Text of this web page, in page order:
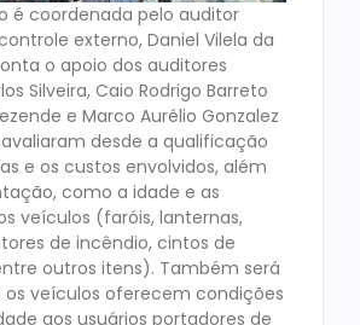
é coordenada pelo auditor
externo, Daniel Vilela da
o apoio dos auditores
Silveira, Caio Rodrigo Barreto
e Marco Aurélio Gonzalez
avaliaram desde a qualificação
e os custos envolvidos, além
como a idade e as
veículos (faróis, lanternas,
de incêndio, cintos de
outros itens). Também será
os veículos oferecem condições
aos usuários portadores de